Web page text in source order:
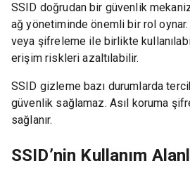
SSID doğrudan bir güvenlik
ağ yönetiminde önemli bir rol
veya şifreleme ile birlikte
erişim riskleri azaltılabilir.
SSID gizleme bazı durumlarda
güvenlik sağlamaz. Asıl koruma
sağlanır.
SSID’nin Kullanım